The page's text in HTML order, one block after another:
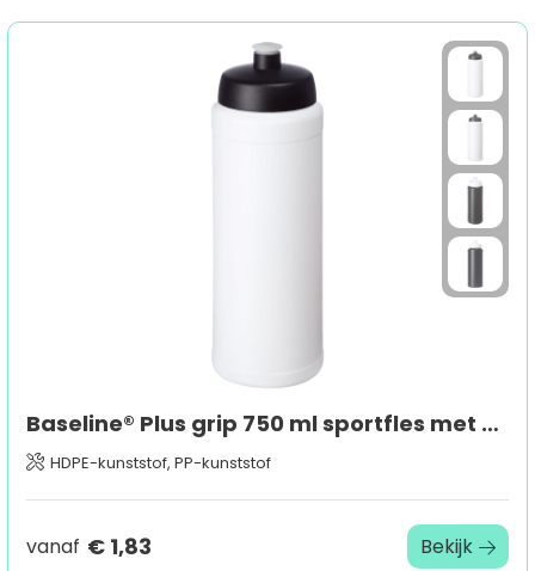
Baseline® Plus grip 750 ml sportfles met sportdeksel
HDPE-kunststof, PP-kunststof
vanaf € 1,83 Bekijk